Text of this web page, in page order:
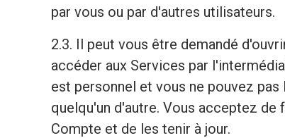
par vous ou par d'autres utilisateurs.
2.3. Il peut vous être demandé
accéder aux Services par
est personnel et vous ne pouvez
quelqu'un d'autre. Vous acceptez
Compte et de les tenir à jour.